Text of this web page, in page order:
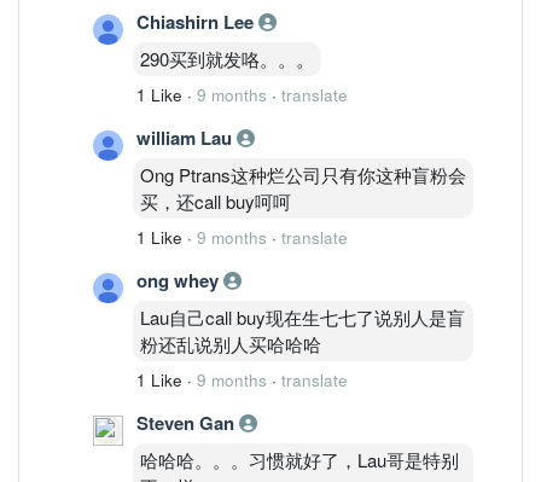
Chiashirn Lee
290买到就发咯。。。
1 Like · 9 months · translate
william Lau
Ong Ptrans这种烂公司只有你这种盲粉会
买，还call buy呵呵
1 Like · 9 months · translate
ong whey
Lau自己call buy现在生七七了说别人是盲
粉还乱说别人买哈哈哈
1 Like · 9 months · translate
Steven Gan
哈哈哈。。。习惯就好了，Lau哥是特别